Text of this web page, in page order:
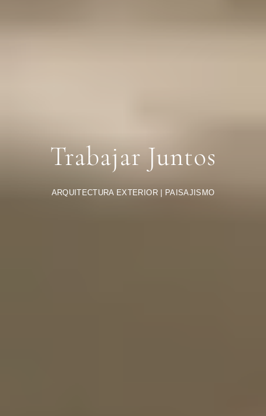
Trabajar Juntos
ARQUITECTURA EXTERIOR | PAISAJISMO